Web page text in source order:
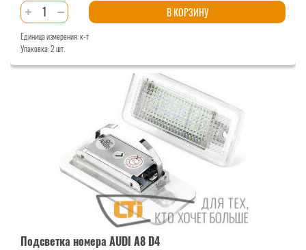
Количество
товара
Подсветка
номера
В КОРЗИНУ
Единица измерения: к-т
Упаковка: 2 шт.
Подсветка номера AUDI A8 D4